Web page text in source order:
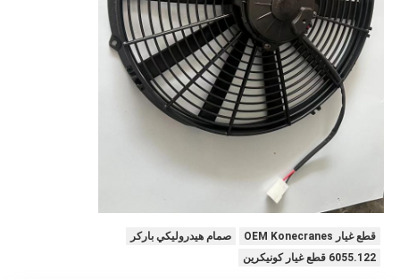
قطع غيار OEM Konecranes
صمام هيدروليكي باركر
6055.122 قطع غيار كونيكرين